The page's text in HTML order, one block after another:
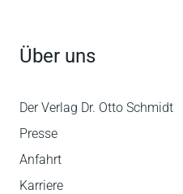
Über uns
Der Verlag Dr. Otto Schmidt
Presse
Anfahrt
Karriere